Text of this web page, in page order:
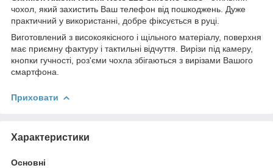
чохол, який захистить Ваш телефон від пошкоджень. Дуже
практичний у використанні, добре фіксується в руці.
Виготовлений з високоякісного і щільного матеріалу, поверхня
має приємну фактуру і тактильні відчуття. Вирізи під камеру,
кнопки гучності, роз'єми чохла збігаються з вирізами Вашого
смартфона.
Приховати
Характеристики
Основні